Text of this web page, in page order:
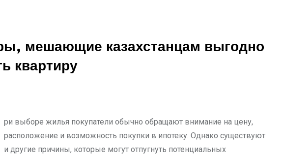
мешающие казахстанцам выгодно
квартиру
расположение и возможность покупки в ипотеку. Однако существуют
и другие причины, которые могут отпугнуть потенциальных